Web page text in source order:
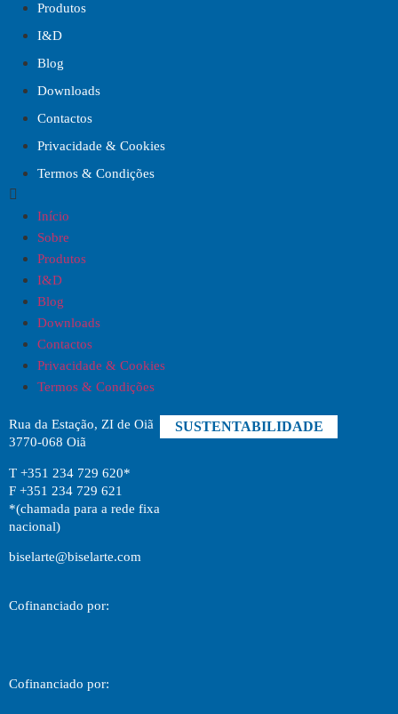
Produtos
I&D
Blog
Downloads
Contactos
Privacidade & Cookies
Termos & Condições
Início
Sobre
Produtos
I&D
Blog
Downloads
Contactos
Privacidade & Cookies
Termos & Condições
Rua da Estação, ZI de Oiã
3770-068 Oiã
T +351 234 729 620*
F +351 234 729 621
*(chamada para a rede fixa
nacional)
biselarte@biselarte.com
SUSTENTABILIDADE
Cofinanciado por:
Cofinanciado por: